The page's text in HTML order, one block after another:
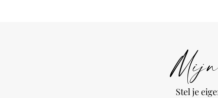
Stel je